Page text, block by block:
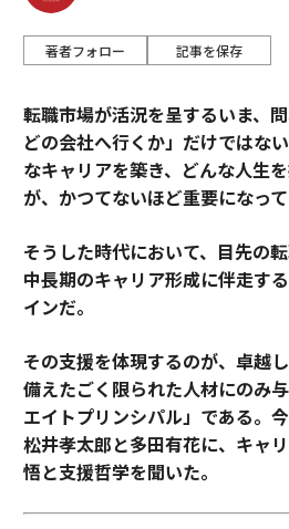
著者フォロー 記事を保存
転職市場が活況を呈するいま、
どの会社へ行くか」だけではな
なキャリアを築き、どんな人生
が、かつてないほど重要になって
そうした時代において、目先の
中長期のキャリア形成に伴走す
インだ。
その支援を体現するのが、卓越
備えたごく限られた人材にのみ
エイトプリンシパル」である。
松井孝太郎と多田有花に、キャ
悟と支援哲学を聞いた。